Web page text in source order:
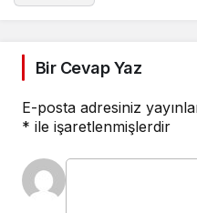
Bir Cevap Yaz
E-posta adresiniz
* ile işaretlenmişlerdir